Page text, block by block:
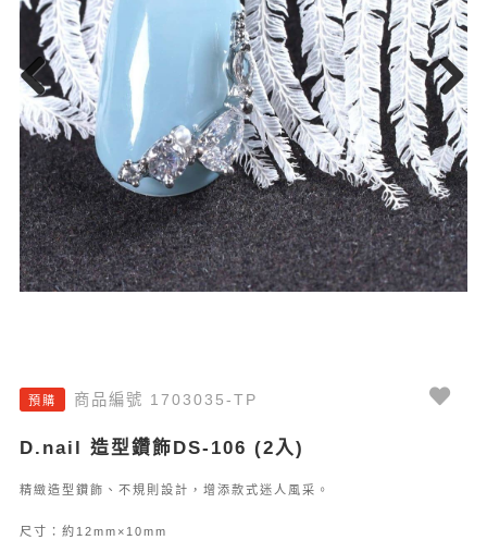
Previous Next
預購 商品編號 1703035-TP
D.nail 造型鑽飾DS-106 (2入)
精緻造型鑽飾、不規則設計，增添款式迷人風采。
尺寸：約12mm×10mm